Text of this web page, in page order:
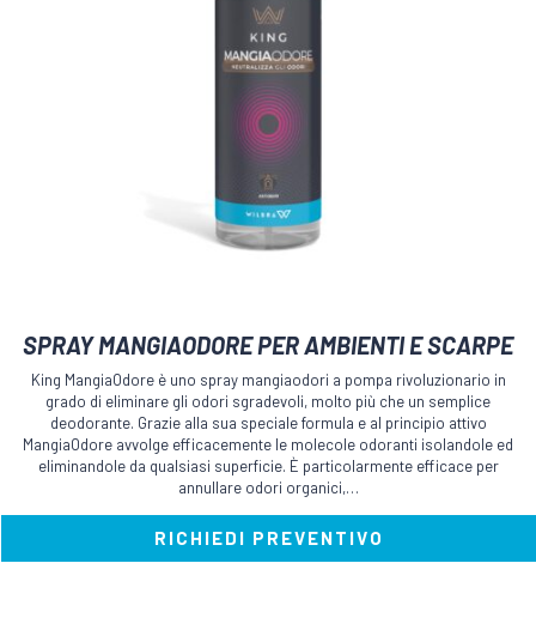
SPRAY MANGIAODORE PER AMBIENTI E SCARPE
King MangiaOdore è uno spray mangiaodori a pompa rivoluzionario in
grado di eliminare gli odori sgradevoli, molto più che un semplice
deodorante. Grazie alla sua speciale formula e al principio attivo
MangiaOdore avvolge efficacemente le molecole odoranti isolandole ed
eliminandole da qualsiasi superficie. È particolarmente efficace per
annullare odori organici,…
RICHIEDI PREVENTIVO